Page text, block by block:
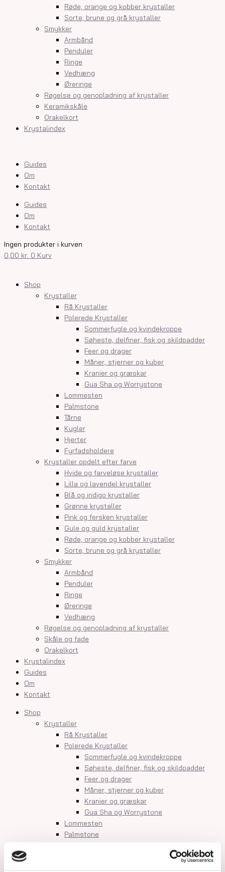
Røde, orange og kobber krystaller
Sorte, brune og grå krystaller
Smykker
Armbånd
Penduler
Ringe
Vedhæng
Øreringe
Røgelse og genopladning af krystaller
Keramikskåle
Orakelkort
Krystalindex
Guides
Om
Kontakt
Guides
Om
Kontakt
Ingen produkter i kurven
0,00 kr. 0 Kurv
Shop
Krystaller
Rå Krystaller
Polerede Krystaller
Sommerfugle og kvindekroppe
Søheste, delfiner, fisk og skildpadder
Feer og drager
Måner, stjerner og kuber
Kranier og græskar
Gua Sha og Worrystone
Lommesten
Palmstone
Tårne
Kugler
Hjerter
Fyrfadsholdere
Krystaller opdelt efter farve
Hvide og farveløse krystaller
Lilla og lavendel krystaller
Blå og indigo krystaller
Grønne krystaller
Pink og fersken krystaller
Gule og guld krystaller
Røde, orange og kobber krystaller
Sorte, brune og grå krystaller
Smykker
Armbånd
Penduler
Ringe
Øreringe
Vedhæng
Røgelse og genopladning af krystaller
Skåle og fade
Orakelkort
Krystalindex
Guides
Om
Kontakt
Shop
Krystaller
Rå Krystaller
Polerede Krystaller
Sommerfugle og kvindekroppe
Søheste, delfiner, fisk og skildpadder
Feer og drager
Måner, stjerner og kuber
Kranier og græskar
Gua Sha og Worrystone
Lommesten
Palmstone